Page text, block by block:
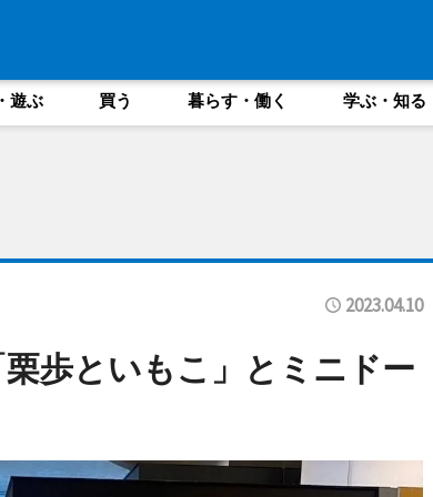
遊ぶ 買う 暮らす・働く 学ぶ・知る
2023.04.10
歩といもこ」とミニドー